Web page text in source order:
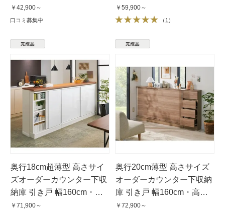
60〜103cm
￥42,900～
口コミ募集中
さ60〜103cm
￥59,900～
（1）
奥行18cm超薄型 高さサイ
ズオーダーカウンター下収
納庫 引き戸 幅160cm・高
さ60〜103cm
￥71,900～
奥行20cm薄型 高さサイズ
オーダーカウンター下収納
庫 引き戸 幅160cm・高さ
60〜103cm
￥72,900～